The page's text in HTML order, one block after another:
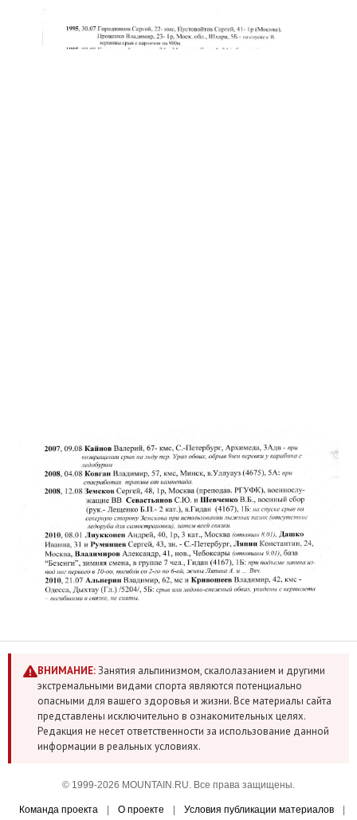
ВНИМАНИЕ:Занятия альпинизмом, скалолазанием и другими
экстремальными видами спорта являются потенциально
опасными для вашего здоровья и жизни. Все материалы сайта
представлены исключительно в ознакомительных целях.
Редакция не несет ответственности за использование данной
информации в реальных условиях.
© 1999-2026 MOUNTAIN.RU. Все права защищены.
Команда проекта О проекте Условия публикации материалов